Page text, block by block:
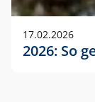
17.02.2026
2026: So